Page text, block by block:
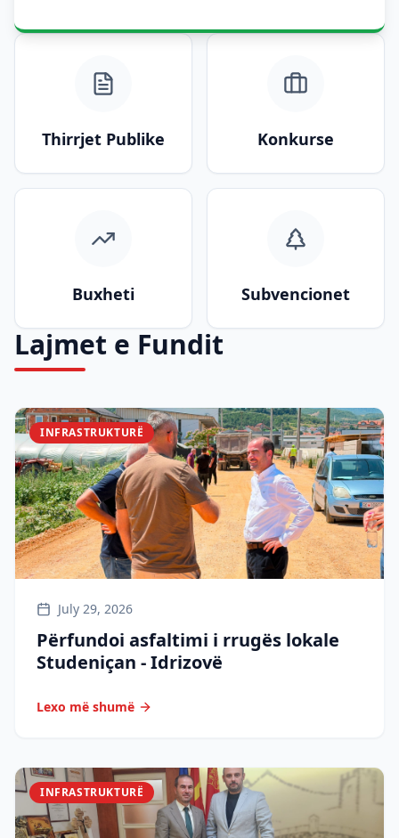
Thirrjet Publike Konkurse
Buxheti Subvencionet
Lajmet e Fundit
INFRASTRUKTURË
July 29, 2026
Përfundoi asfaltimi i rrugës lokale
Studeniçan - Idrizovë
Lexo më shumë
INFRASTRUKTURË